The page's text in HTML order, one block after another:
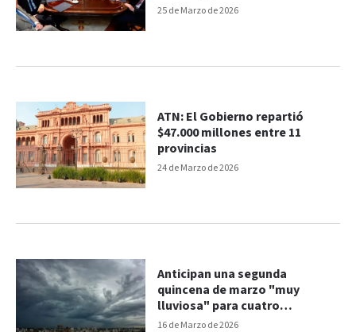
25 de Marzo de 2026
24 de Marzo de 2026
ATN: El Gobierno repartió
$47.000 millones entre 11
provincias
16 de Marzo de 2026
Anticipan una segunda
quincena de marzo "muy
lluviosa" para cuatro
provincias de Argentina